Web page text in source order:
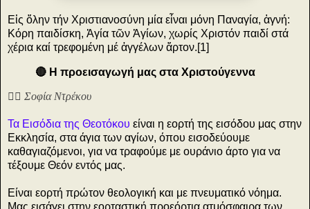
Εἰς ὅλην τήν Χριστιανοσύνη μία εἶναι μόνη Παναγία, ἁγνή:
Κόρη παιδίσκη, Ἁγία τῶν Ἁγίων, χωρίς Χριστόν παιδί στά
χέρια καί τρεφομένη μέ ἀγγέλων ἄρτον.[1]
🔴 Η προεισαγωγή μας στα Χριστούγεννα
✍🏻 Σοφία Ντρέκου
Τα Εισόδια της Θεοτόκου είναι η εορτή της εισόδου μας στην
Εκκλησία, στα άγια των αγίων, όπου εισοδεύουμε
καθαγιαζόμενοι, για να τραφούμε με ουράνιο άρτο για να
τέξουμε Θεόν εντός μας.
Είναι εορτή πρώτον θεολογική και με πνευματικό νόημα.